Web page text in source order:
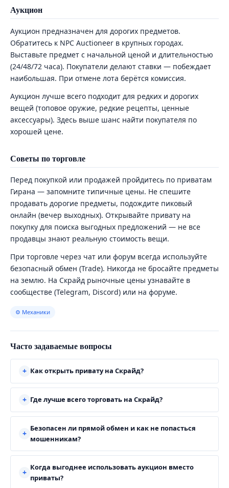
Аукцион
Аукцион предназначен для дорогих предметов.
Обратитесь к NPC Auctioneer в крупных городах.
Выставьте предмет с начальной ценой и длительностью
(24/48/72 часа). Покупатели делают ставки — побеждает
наибольшая. При отмене лота берётся комиссия.
Аукцион лучше всего подходит для редких и дорогих
вещей (топовое оружие, редкие рецепты, ценные
аксессуары). Здесь выше шанс найти покупателя по
хорошей цене.
Советы по торговле
Перед покупкой или продажей пройдитесь по приватам
Гирана — запомните типичные цены. Не спешите
продавать дорогие предметы, подождите пиковый
онлайн (вечер выходных). Открывайте привату на
покупку для поиска выгодных предложений — не все
продавцы знают реальную стоимость вещи.
При торговле через чат или форум всегда используйте
безопасный обмен (Trade). Никогда не бросайте предметы
на землю. На Скрайд рыночные цены узнавайте в
сообществе (Telegram, Discord) или на форуме.
⚙ Механики
Часто задаваемые вопросы
Как открыть привату на Скрайд?
Где лучше всего торговать на Скрайд?
Безопасен ли прямой обмен и как не попасться
мошенникам?
Когда выгоднее использовать аукцион вместо
приваты?